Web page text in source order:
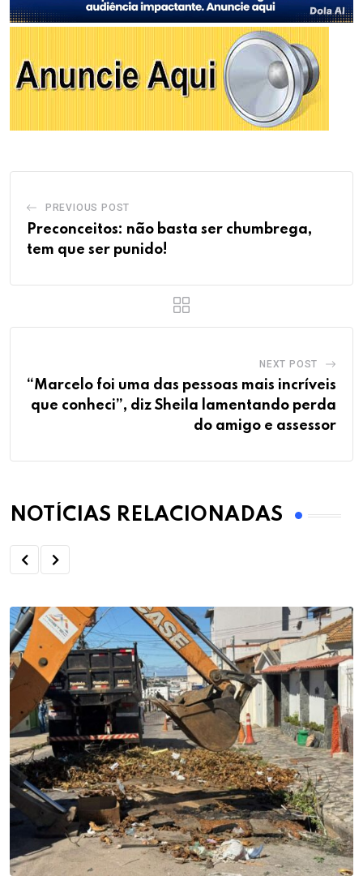
PREVIOUS POST
Preconceitos: não basta ser chumbrega,
tem que ser punido!
NEXT POST
“Marcelo foi uma das pessoas mais incríveis
que conheci”, diz Sheila lamentando perda
do amigo e assessor
NOTÍCIAS RELACIONADAS